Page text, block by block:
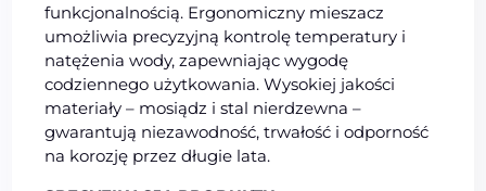
funkcjonalnością. Ergonomiczny mieszacz
umożliwia precyzyjną kontrolę temperatury i
natężenia wody, zapewniając wygodę
codziennego użytkowania. Wysokiej jakości
materiały – mosiądz i stal nierdzewna –
gwarantują niezawodność, trwałość i odporność
na korozję przez długie lata.